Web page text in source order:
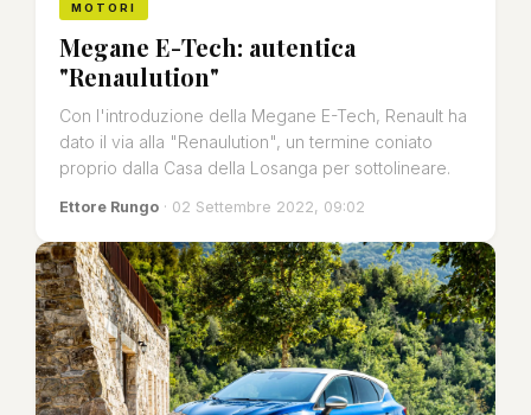
MOTORI
Megane E-Tech: autentica
"Renaulution"
Con l'introduzione della Megane E-Tech, Renault ha
dato il via alla "Renaulution", un termine coniato
proprio dalla Casa della Losanga per sottolineare.
Ettore Rungo · 02 Settembre 2022, 09:02